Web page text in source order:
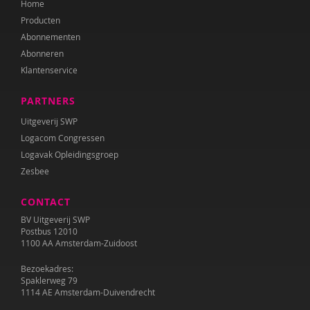
Audrey van den Ham
Simon Hay
Nienke van Heerde
Jolien Hesselberth
Josette Hoex
Erik Jan de Wilde
Barbara Janssen
Katie Lee Weille
Myrte van Lonkhuijsen
Home
Producten
Abonnementen
Abonneren
Klantenservice
PARTNERS
Uitgeverij SWP
Logacom Congressen
Logavak Opleidingsgroep
Zesbee
CONTACT
BV Uitgeverij SWP
Postbus 12010
1100 AA Amsterdam-Zuidoost
Bezoekadres:
Spaklerweg 79
1114 AE Amsterdam-Duivendrecht